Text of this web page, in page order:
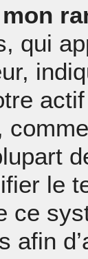
qui
le
ce
afin